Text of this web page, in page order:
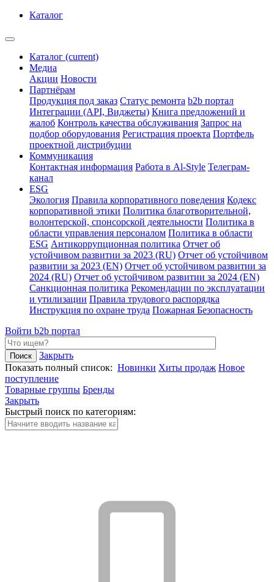
Каталог
Каталог (current)
Медиа
Акции Новости
Партнёрам
Продукция под заказ Статус ремонта b2b портал
Интеграции (API, Виджеты) Книга предложений и
жалоб Контроль качества обслуживания Запрос на
подбор оборудования Регистрация проекта Портфель
проектной дистрибуции
Коммуникация
Контактная информация Работа в Al-Style Телеграм-
канал
ESG
Экология Правила корпоративного поведения Кодекс
корпоративной этики Политика благотворительной,
волонтерской, спонсорской деятельности Политика в
области управления персоналом Политика в области
ESG Антикоррупционная политика Отчет об
устойчивом развитии за 2023 (RU) Отчет об устойчивом
развитии за 2023 (EN) Отчет об устойчивом развитии за
2024 (RU) Отчет об устойчивом развитии за 2024 (EN)
Санкционная политика Рекомендации по эксплуатации
и утилизации Правила трудового распорядка
Инструкция по охране труда Пожарная Безопасность
Войти b2b портал
Закрыть
Показать полный список: Новинки Хиты продаж Новое
поступление
Товарные группы Бренды
Закрыть
Быстрый поиск по категориям: